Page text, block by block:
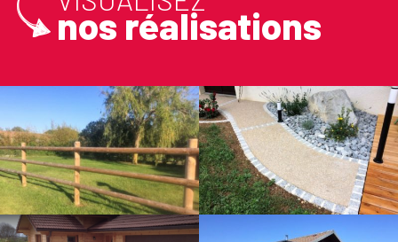
nos réalisations